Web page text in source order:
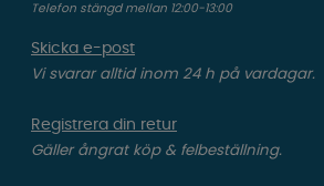
Telefon stängd mellan 12:00-13:00
Skicka e-post
Vi svarar alltid inom 24 h på vardagar.
Registrera din retur
Gäller ångrat köp & felbeställning.